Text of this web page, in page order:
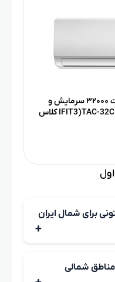
کولر گازی روتاری تی سی ال ظرفیت ۳۲۰۰۰ سرمایش و
گرمایش مدل (IFIT3)TAC-32CHSA1/XAD1I-T3 کلاس
برای شمال ایران
کمتری دارند. مصرف برق
مناطق شمالی